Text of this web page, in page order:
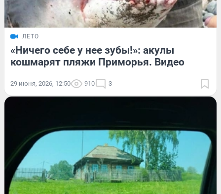
ЛЕТО
«Ничего себе у нее зубы!»: акулы
кошмарят пляжи Приморья. Видео
29 июня, 2026, 12:50 910 3